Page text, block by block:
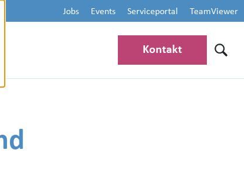
Jobs Events Serviceportal TeamViewer
Kontakt